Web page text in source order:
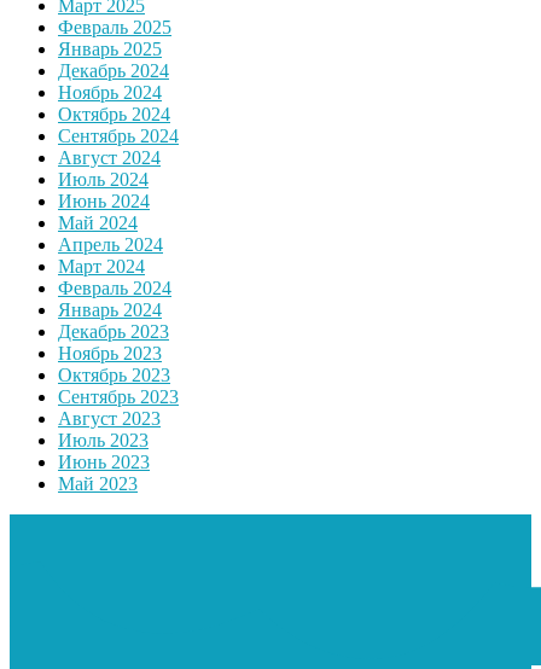
Март 2025
Февраль 2025
Январь 2025
Декабрь 2024
Ноябрь 2024
Октябрь 2024
Сентябрь 2024
Август 2024
Июль 2024
Июнь 2024
Май 2024
Апрель 2024
Март 2024
Февраль 2024
Январь 2024
Декабрь 2023
Ноябрь 2023
Октябрь 2023
Сентябрь 2023
Август 2023
Июль 2023
Июнь 2023
Май 2023